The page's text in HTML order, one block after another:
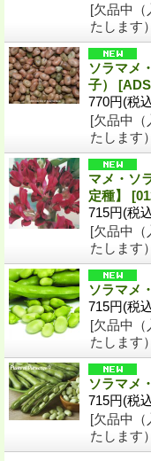
[欠品中（
たします
ソラマメ
子）
770円(税
[欠品中（
たします
マメ・ソ
定種】
715円(税
[欠品中（
たします
ソラマメ
715円(税
[欠品中（
たします
ソラマメ
715円(税
[欠品中（
たします